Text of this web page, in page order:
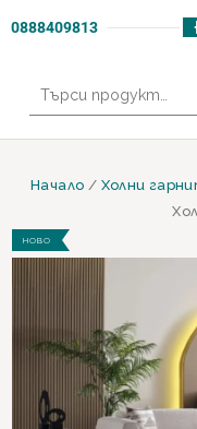
0888409813
за:
Начало / Холни
НОВО